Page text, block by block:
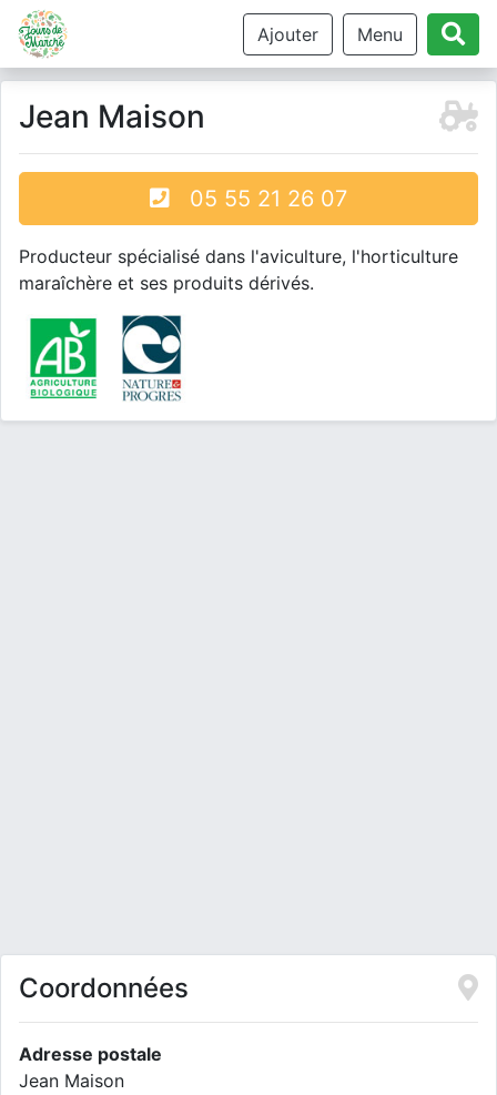
Ajouter Menu
Jean Maison
05 55 21 26 07
Producteur spécialisé dans l'aviculture, l'horticulture
maraîchère et ses produits dérivés.
Coordonnées
Adresse postale
Jean Maison